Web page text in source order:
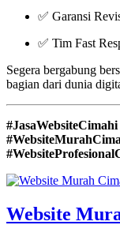
✅ Garansi
✅ Tim Fast
Segera bergabung
bagian dari dunia
Website